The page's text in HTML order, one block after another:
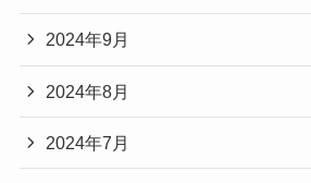
2024年9月
2024年8月
2024年7月